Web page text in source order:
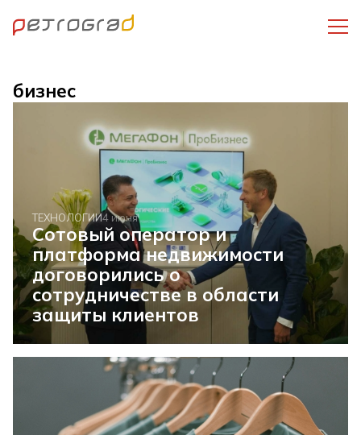
бизнес
ТЕХНОЛОГИИ4 июня
Сотовый оператор и
платформа недвижимости
договорились о
сотрудничестве в области
защиты клиентов